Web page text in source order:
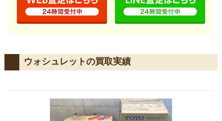
ウォシュレットの買取実績